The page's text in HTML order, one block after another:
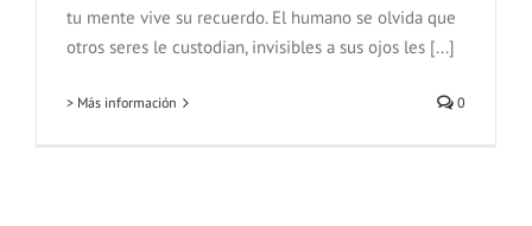
tu mente vive su recuerdo. El humano se olvida que
otros seres le custodian, invisibles a sus ojos les [...]
> Más información 0